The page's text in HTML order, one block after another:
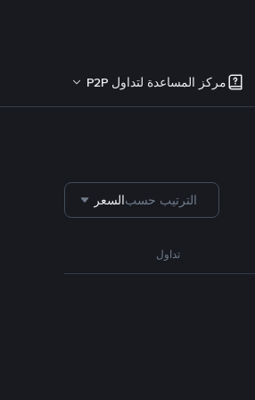
مركز المساعدة لتداول P2P
الترتيب حسبالسعر
تداول